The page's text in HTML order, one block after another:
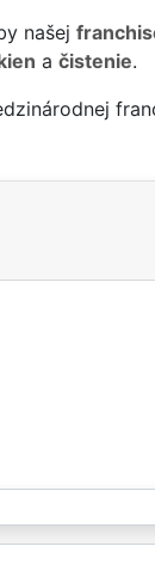
našej
a čistenie.